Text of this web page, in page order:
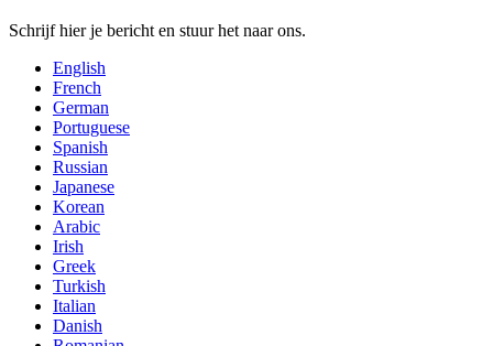
Schrijf hier je bericht en stuur het naar ons.
English
French
German
Portuguese
Spanish
Russian
Japanese
Korean
Arabic
Irish
Greek
Turkish
Italian
Danish